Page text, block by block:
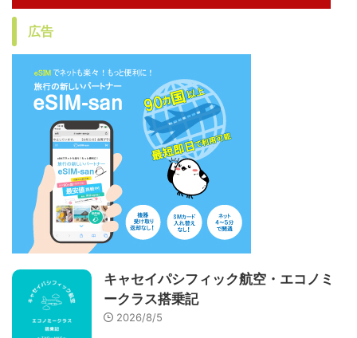
広告
キャセイパシフィック航空・エコノミ
ークラス搭乗記
2026/8/5